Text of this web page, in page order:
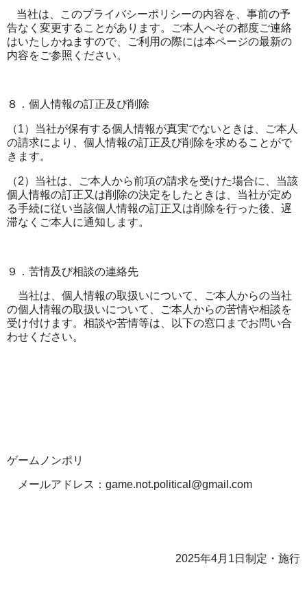
当社は、このプライバシーポリシーの内容を、事前の予
告なく変更することがあります。ご本人へその都度ご連絡
はいたしかねますので、ご利用の際には本ページの最新の
内容をご参照ください。
８．個人情報の訂正及び削除
（1）当社が保有する個人情報が真実でないときは、ご本人
の請求により、個人情報の訂正及び削除を求めることがで
きます。
（2）当社は、ご本人から前項の請求を受けた場合に、当該
個人情報の訂正又は削除の決定をしたときは、当社が定め
る手続に従い当該個人情報の訂正又は削除を行った後、遅
滞なくご本人に通知します。
９．苦情及び相談の連絡先
当社は、個人情報の取扱いについて、ご本人からの当社
の個人情報の取扱いについて、ご本人からの苦情や相談を
受け付けます。相談や苦情等は、以下の窓口までお問い合
わせください。
ゲームノンポリ
メールアドレス： game.not.political@gmail.com
2025年4月 1 日制定・施行